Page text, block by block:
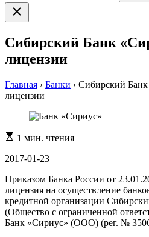
Закрыть
поиск
Сибирский Банк
лицензии
Главная › Банки › Сибирский
лицензии
Расчетное
чтения
1 мин. чтения
2017-01-23
Приказом Банка России от
лицензия на осуществление
кредитной организации
(Общество с ограниченной
Банк «Сириус» (ООО) (рег. №